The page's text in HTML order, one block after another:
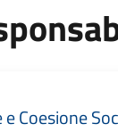
Coesione